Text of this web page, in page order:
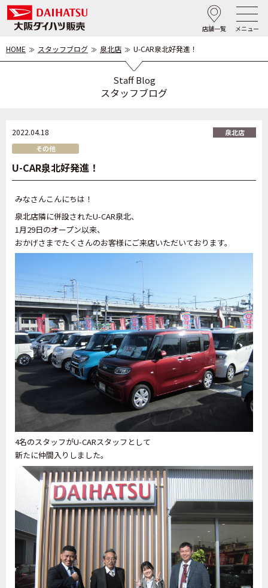
店舗一覧 メニュー
HOME スタッフブログ 泉北店 U-CAR泉北好発進！
Staff Blog
スタッフブログ
2022.04.18
泉北店
その他
U-CAR泉北好発進！
みなさんこんにちは！
泉北店隣に併設されたU-CAR泉北、
1月29日のオープン以来、
おかげさまでたくさんのお客様にご来店いただいております。
4名のスタッフがU-CARスタッフとして
新たに仲間入りしました。